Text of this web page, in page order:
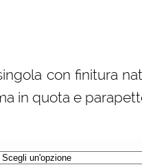
con finitura
in quota e